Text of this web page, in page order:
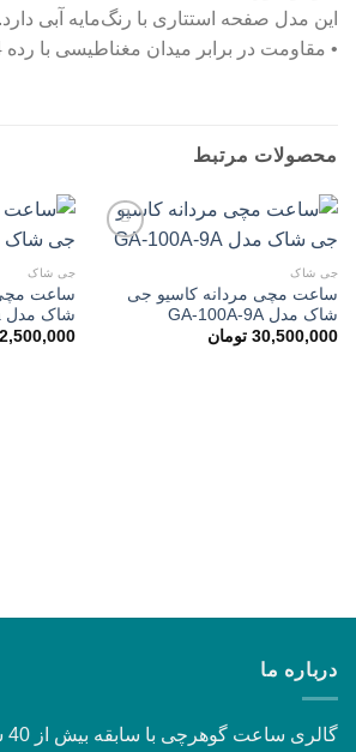
این مدل صفحه استتاری با رنگ‌مایه آبی دارد.
• مقاومت در برابر میدان مغناطیسی با رده ISO764
محصولات مرتبط
افزودن
جی شاک
ساعت مچی مردانه کاسیو جی
شاک مدل GA-100A-9A
30,500,000 تومان
جی شاک
ساعت
شاک مدل ga-2100-1a
درباره ما